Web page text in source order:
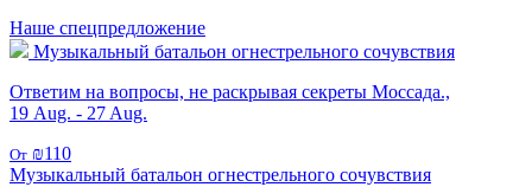
Наше спецпредложение
Музыкальный батальон огнестрельного сочувствия
Ответим на вопросы, не раскрывая секреты Моссада.,
19 Aug. - 27 Aug.
От ₪110
Музыкальный батальон огнестрельного сочувствия